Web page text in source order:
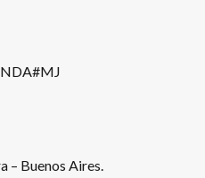
– Buenos Aires.